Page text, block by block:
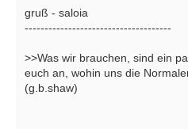
gruß - saloia
-------------------------------------
>>Was wir brauchen, sind ein
euch an, wohin uns die
(g.b.shaw)